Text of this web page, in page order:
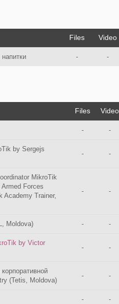
Files Video
- -
Files Video
- -
by Sergejs
- -
MikroTik
Forces
Academy Trainer,
- -
Moldova) - -
by Victor
- -
(Tetis, Moldova)
- -
- -